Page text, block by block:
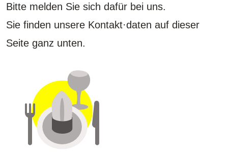
Bitte melden Sie sich dafür bei uns.
Sie finden unsere Kontakt·daten auf dieser
Seite ganz unten.